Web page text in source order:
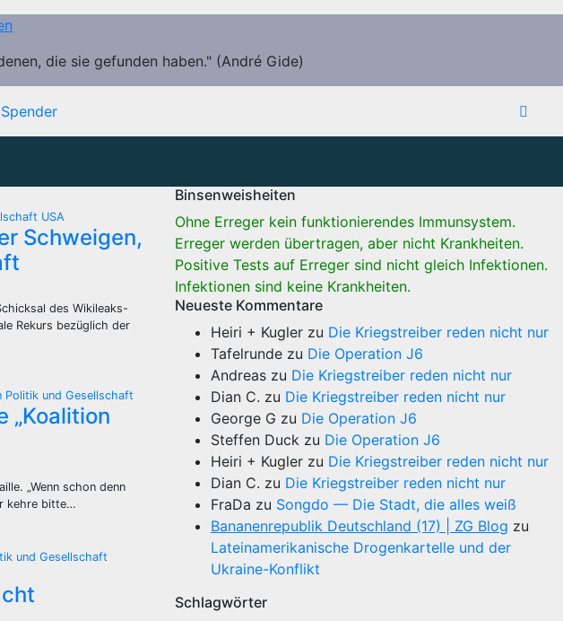
die sie gefunden haben." (André Gide)
Spender
USA
Schweigen,
des Wikileaks-
Rekurs bezüglich der
Politik und Gesellschaft
„Koalition
„Wenn schon denn
kehre bitte…
und Gesellschaft
Binsenweisheiten
Ohne Erreger kein funktionierendes Immunsystem.
Erreger werden übertragen, aber nicht Krankheiten.
Positive Tests auf Erreger sind nicht gleich Infektionen.
Infektionen sind keine Krankheiten.
Neueste Kommentare
Heiri + Kugler zu Die Kriegstreiber reden nicht nur
Tafelrunde zu Die Operation J6
Andreas zu Die Kriegstreiber reden nicht nur
Dian C. zu Die Kriegstreiber reden nicht nur
George G zu Die Operation J6
Steffen Duck zu Die Operation J6
Heiri + Kugler zu Die Kriegstreiber reden nicht nur
Dian C. zu Die Kriegstreiber reden nicht nur
FraDa zu Songdo — Die Stadt, die alles weiß
Bananenrepublik Deutschland (17) | ZG Blog zu
Lateinamerikanische Drogenkartelle und der
Ukraine-Konflikt
Schlagwörter